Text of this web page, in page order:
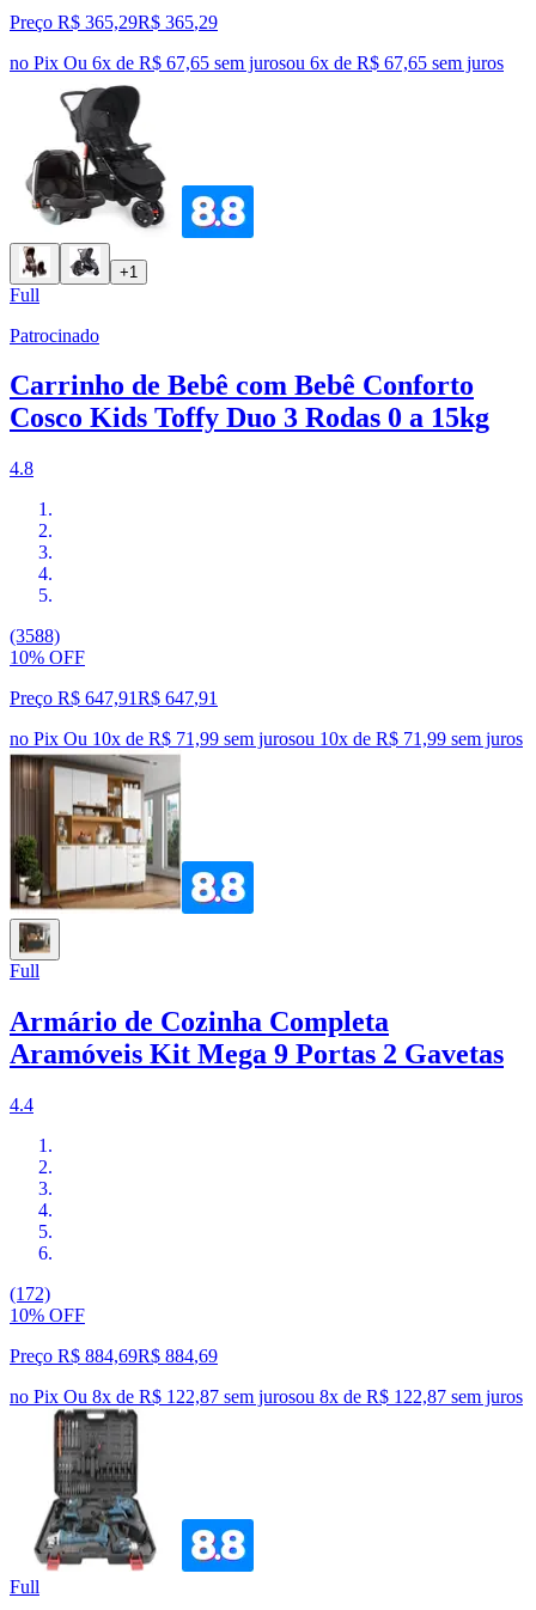
Preço R$ 365,29R$ 365,29
no Pix Ou 6x de R$ 67,65 sem jurosou 6x de R$ 67,65 sem juros
+1
Full
Patrocinado
Carrinho de Bebê com Bebê Conforto
Cosco Kids Toffy Duo 3 Rodas 0 a 15kg
4.8
(3588)
10% OFF
Preço R$ 647,91R$ 647,91
no Pix Ou 10x de R$ 71,99 sem jurosou 10x de R$ 71,99 sem juros
Full
Armário de Cozinha Completa
Aramóveis Kit Mega 9 Portas 2 Gavetas
4.4
(172)
10% OFF
Preço R$ 884,69R$ 884,69
no Pix Ou 8x de R$ 122,87 sem jurosou 8x de R$ 122,87 sem juros
Full